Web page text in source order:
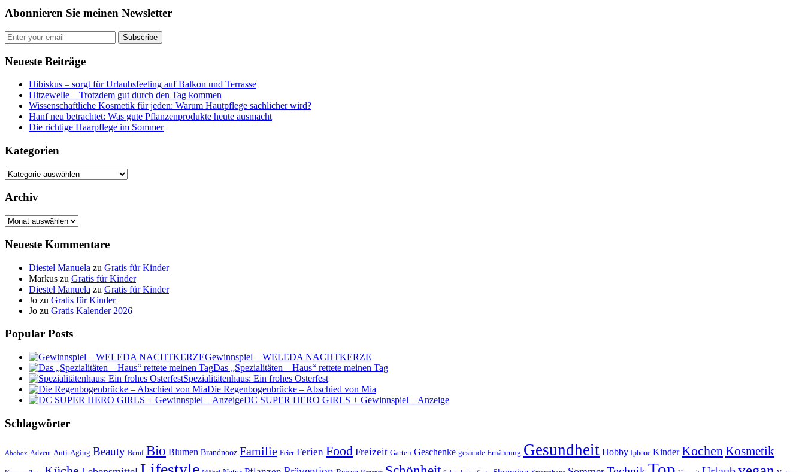
Abonnieren Sie meinen Newsletter
Subscribe
Neueste Beiträge
Hibiskus – sorgt für Urlaubsfeeling auf Balkon und Terrasse
Hitzewelle – Trotzdem gut durch den Tag kommen
Wissenschaftliche Kosmetik für jeden: Warum Hautpflege sachlicher wird?
Hanf neu betrachtet: Was gute Pflanzenprodukte heute ausmacht
Die richtige Haarpflege im Sommer
Kategorien
Kategorien
Archiv
Archiv
Neueste Kommentare
Diestel Manuela zu Gratis für Kinder
Markus zu Gratis für Kinder
Diestel Manuela zu Gratis für Kinder
Jo zu Gratis für Kinder
Jo zu Gratis Kalender 2026
Popular Posts
Gewinnspiel – WELEDA NACHTKERZE
Das „Spezialitäten – Haus“ rettete meinen Tag
Spezialitätenhaus: Ein frohes Osterfest
Die Regenbogenbrücke – Abschied von Mia
DC SUPER HERO GIRLS + Gewinnspiel – Anzeige
Schlagwörter
Abobox Advent Anti-Aging Beauty Beruf Bio Blumen Brandnooz Familie Feier Ferien Food Freizeit Garten Geschenke gesunde Ernährung Gesundheit Hobby Iphone Kinder KochenKosmetik